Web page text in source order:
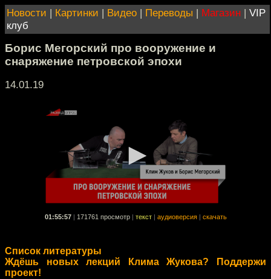
Новости | Картинки | Видео | Переводы | Магазин | VIP
клуб
Борис Мегорский про вооружение и
снаряжение петровской эпохи
14.01.19
01:55:57 171761 просмотр текст аудиоверсия скачать
Список литературы
Ждёшь новых лекций Клима Жукова? Поддержи
проект!